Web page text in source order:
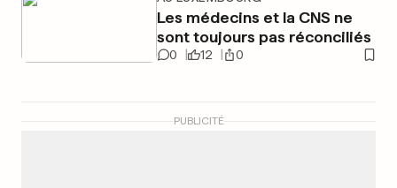
Les médecins et la CNS ne
sont toujours pas réconciliés
0 12 0
PUBLICITÉ